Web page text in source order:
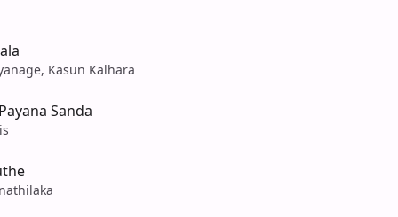
Kasun Kalhara
Sanda